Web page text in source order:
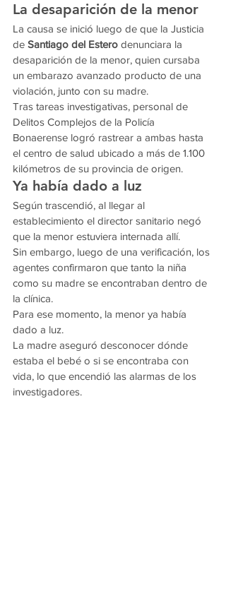
La desaparición de la menor
La causa se inició luego de que la Justicia
de Santiago del Estero denunciara la
desaparición de la menor, quien cursaba
un embarazo avanzado producto de una
violación, junto con su madre.
Tras tareas investigativas, personal de
Delitos Complejos de la Policía
Bonaerense logró rastrear a ambas hasta
el centro de salud ubicado a más de 1.100
kilómetros de su provincia de origen.
Ya había dado a luz
Según trascendió, al llegar al
establecimiento el director sanitario negó
que la menor estuviera internada allí.
Sin embargo, luego de una verificación, los
agentes confirmaron que tanto la niña
como su madre se encontraban dentro de
la clínica.
Para ese momento, la menor ya había
dado a luz.
La madre aseguró desconocer dónde
estaba el bebé o si se encontraba con
vida, lo que encendió las alarmas de los
investigadores.